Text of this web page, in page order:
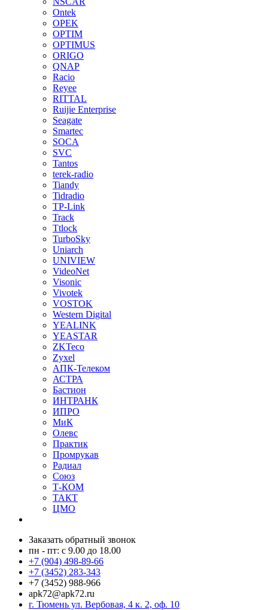
Ontek
OPEK
OPTIM
OPTIMUS
ORIGO
QNAP
Racio
Reyee
RITTAL
Ruijie Enterprise
Seagate
Smartec
SOCA
SVC
Tantos
terek-radio
Tiandy
Tidradio
TP-Link
Track
Ttlock
TurboSky
Uniarch
UNIVIEW
VideoNet
Visonic
Vivotek
VOSTOK
Western Digital
YEALINK
YEASTAR
ZKTeco
Zyxel
АПК-Телеком
АСТРА
Бастион
ИНТРАНК
ИПРО
МиК
Олевс
Практик
Промрукав
Радиал
Союз
Т-КОМ
ТАКТ
ЦМО
Заказать обратный звонок
пн - пт: с 9.00 до 18.00
+7 (904) 498-89-66
+7 (3452) 283-343
+7 (3452) 988-966
apk72@apk72.ru
г. Тюмень ул. Вербовая, 4 к. 2, оф. 10